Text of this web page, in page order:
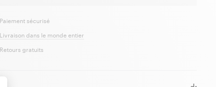
Paiement sécurisé
Livraison dans le monde entier
Retours gratuits